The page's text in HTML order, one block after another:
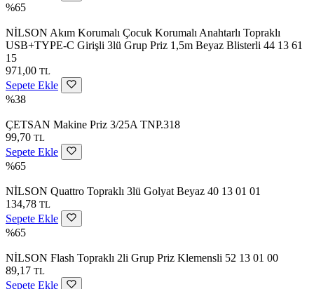
%65
NİLSON Akım Korumalı Çocuk Korumalı Anahtarlı Topraklı
USB+TYPE-C Girişli 3lü Grup Priz 1,5m Beyaz Blisterli 44 13 61
15
971,00 TL
Sepete Ekle
%38
ÇETSAN Makine Priz 3/25A TNP.318
99,70 TL
Sepete Ekle
%65
NİLSON Quattro Topraklı 3lü Golyat Beyaz 40 13 01 01
134,78 TL
Sepete Ekle
%65
NİLSON Flash Topraklı 2li Grup Priz Klemensli 52 13 01 00
89,17 TL
Sepete Ekle